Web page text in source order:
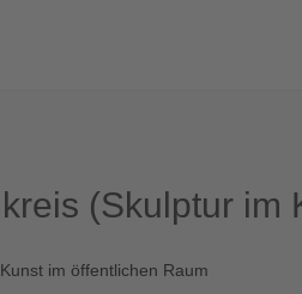
(Skulptur im
im öffentlichen Raum